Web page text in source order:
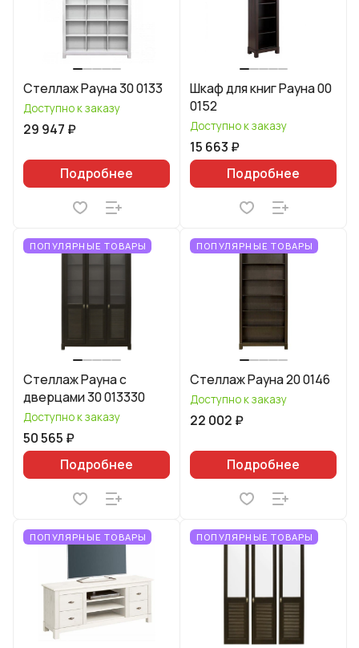
Стеллаж Рауна 30 0133
Доступно к заказу
29 947 ₽
Подробнее
Шкаф для книг Рауна 00
0152
Доступно к заказу
15 663 ₽
Подробнее
ПОПУЛЯРНЫЕ ТОВАРЫ
Стеллаж Рауна с
дверцами 30 013330
Доступно к заказу
50 565 ₽
Подробнее
ПОПУЛЯРНЫЕ ТОВАРЫ
Стеллаж Рауна 20 0146
Доступно к заказу
22 002 ₽
Подробнее
ПОПУЛЯРНЫЕ ТОВАРЫ ПОПУЛЯРНЫЕ ТОВАРЫ